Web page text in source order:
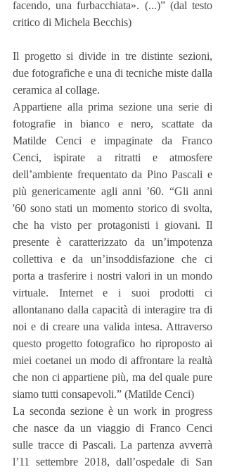
facendo, una furbacchiata». (...)” (dal testo
critico di Michela Becchis)
Il progetto si divide in tre distinte sezioni,
due fotografiche e una di tecniche miste dalla
ceramica al collage.
Appartiene alla prima sezione una serie di
fotografie in bianco e nero, scattate da
Matilde Cenci e impaginate da Franco
Cenci, ispirate a ritratti e atmosfere
dell’ambiente frequentato da Pino Pascali e
più genericamente agli anni ’60. “Gli anni
'60 sono stati un momento storico di svolta,
che ha visto per protagonisti i giovani. Il
presente è caratterizzato da un’impotenza
collettiva e da un’insoddisfazione che ci
porta a trasferire i nostri valori in un mondo
virtuale. Internet e i suoi prodotti ci
allontanano dalla capacità di interagire tra di
noi e di creare una valida intesa. Attraverso
questo progetto fotografico ho riproposto ai
miei coetanei un modo di affrontare la realtà
che non ci appartiene più, ma del quale pure
siamo tutti consapevoli.” (Matilde Cenci)
La seconda sezione è un work in progress
che nasce da un viaggio di Franco Cenci
sulle tracce di Pascali. La partenza avverrà
l’11 settembre 2018, dall’ospedale di San